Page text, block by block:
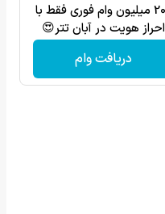
200 میلیون وام فوری فقط با
احراز هویت در آبان تتر😍
دریافت وام